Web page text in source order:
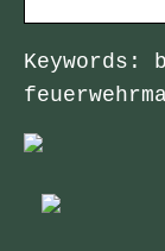
Keywords: